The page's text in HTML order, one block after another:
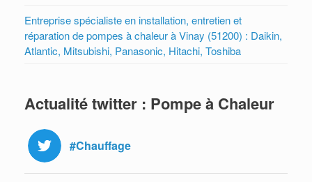
Entreprise spécialiste en installation, entretien et
réparation de pompes à chaleur à Vinay (51200) : Daikin,
Atlantic, Mitsubishi, Panasonic, Hitachi, Toshiba
Actualité twitter : Pompe à Chaleur
#Chauffage